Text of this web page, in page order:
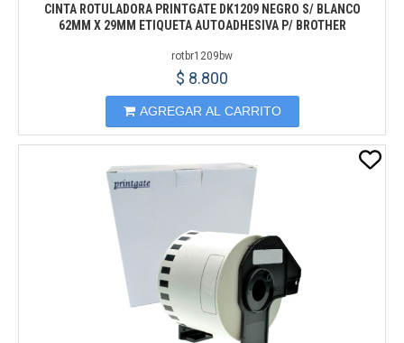
CINTA ROTULADORA PRINTGATE DK1209 NEGRO S/ BLANCO
62MM X 29MM ETIQUETA AUTOADHESIVA P/ BROTHER
rotbr1209bw
$ 8.800
AGREGAR AL CARRITO